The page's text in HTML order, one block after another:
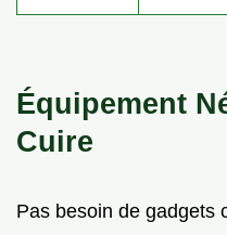
Équipement
Cuire
Pas besoin de gadgets